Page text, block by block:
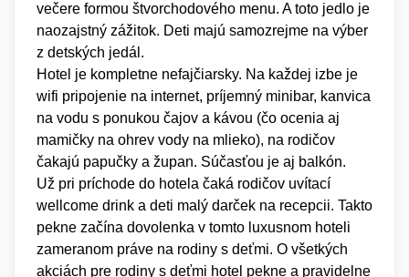
večere formou štvorchodového menu. A toto jedlo je
naozajstný zážitok. Deti majú samozrejme na výber
z detských jedál.
Hotel je kompletne nefajčiarsky. Na každej izbe je
wifi pripojenie na internet, príjemný minibar, kanvica
na vodu s ponukou čajov a kávou (čo ocenia aj
mamičky na ohrev vody na mlieko), na rodičov
čakajú papučky a župan. Súčasťou je aj balkón.
Už pri príchode do hotela čaká rodičov uvítací
wellcome drink a deti malý darček na recepcii. Takto
pekne začína dovolenka v tomto luxusnom hoteli
zameranom práve na rodiny s deťmi. O všetkých
akciách pre rodiny s deťmi hotel pekne a pravidelne